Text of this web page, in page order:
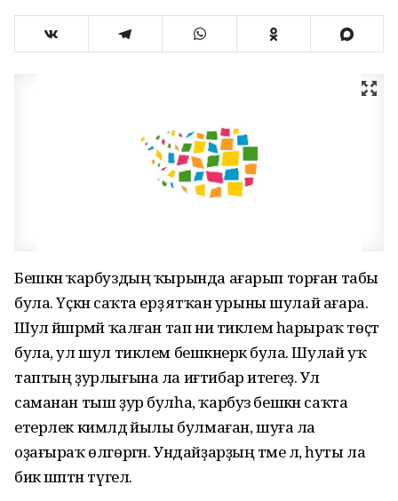
Бешкән ҡарбуздың ҡырында ағарып торған табы
була. Үҫкән саҡта ерҙә ятҡан урыны шулай ағара.
Шул йәшәрмәй ҡалған тап ни тиклем һарыраҡ төҫтә
була, ул шул тиклем бешкәнерәк була. Шулай уҡ
таптың ҙурлығына ла иғтибар итегеҙ. Ул
саманан тыш ҙур булһа, ҡарбуз бешкән саҡта
етерлек кимәлдә йылы булмаған, шуға ла
оҙағыраҡ өлгөргән. Ундайҙарҙың тәме лә, һуты ла
бик шәптән түгел.